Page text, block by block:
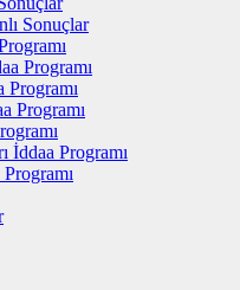
Sonuçlar
Programı
Programı
Programı
İddaa Programı